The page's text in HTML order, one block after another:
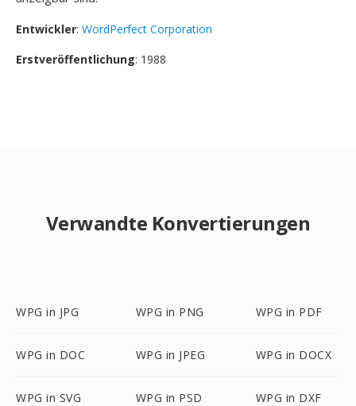
Entwickler: WordPerfect Corporation
Erstveröffentlichung: 1988
Verwandte Konvertierungen
WPG in JPG WPG in PNG WPG in PDF
WPG in DOC WPG in JPEG WPG in DOCX
WPG in SVG WPG in PSD WPG in DXF